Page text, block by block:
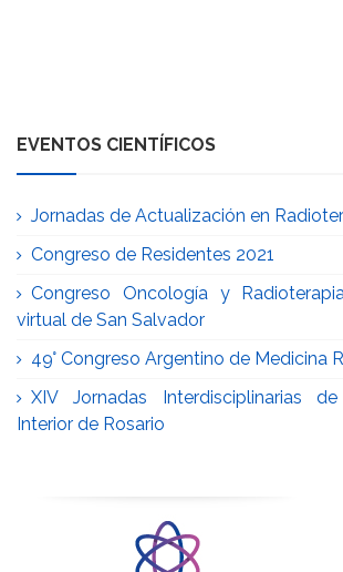
EVENTOS CIENTÍFICOS
Jornadas de Actualización en
Congreso de Residentes 2021
Congreso Oncología y
virtual de San Salvador
49° Congreso Argentino de Medicina
XIV Jornadas Interdisciplinarias
Interior de Rosario